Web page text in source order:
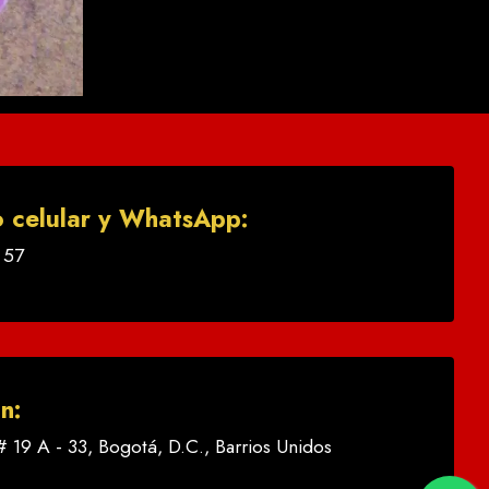
celular y WhatsApp:
19 A - 33, Bogotá, D.C., Barrios Unidos